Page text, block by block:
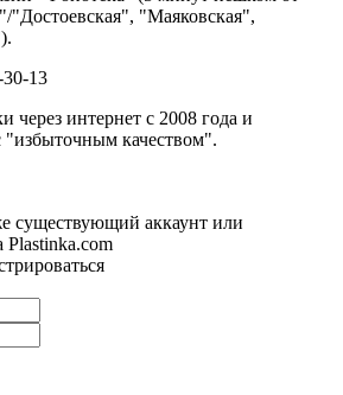
"Достоевская", "Маяковская",
13
через интернет c 2008 года и
"избыточным качеством".
существующий аккаунт или
Plastinka.com